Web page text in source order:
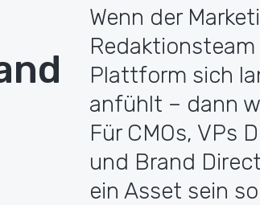
Wenn der
Plattform sich
anfühlt – dann
Für CMOs, VPs
und Brand
ein Asset sein